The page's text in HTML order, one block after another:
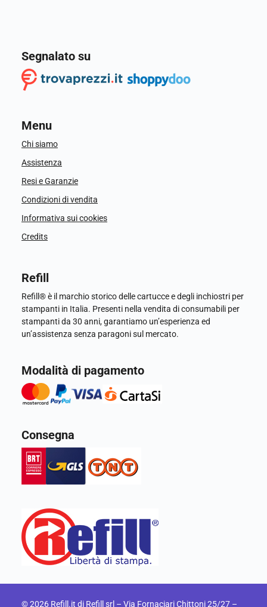
Segnalato su
Menu
Chi siamo
Assistenza
Resi e Garanzie
Condizioni di vendita
Informativa sui cookies
Credits
Refill
Refill® è il marchio storico delle cartucce e degli inchiostri per
stampanti in Italia. Presenti nella vendita di consumabili per
stampanti da 30 anni, garantiamo un’esperienza ed
un’assistenza senza paragoni sul mercato.
Modalità di pagamento
Consegna
© 2026 Refill.it di Refill srl – Via Fornaciari Chittoni 25/27 –